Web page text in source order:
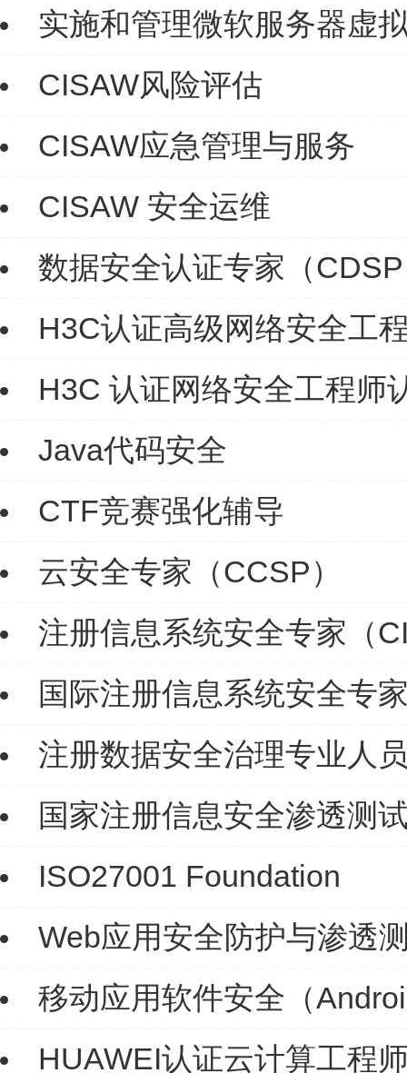
实施和管理微软服务器虚
CISAW风险评估
CISAW应急管理与服务
CISAW 安全运维
数据安全认证专家（
H3C认证高级网络安全工
H3C 认证网络安全工程师
Java代码安全
CTF竞赛强化辅导
云安全专家（CCSP）
注册信息系统安全专家（
国际注册信息系统安全专
注册数据安全治理专业人
国家注册信息安全渗透测
ISO27001 Foundation
Web应用安全防护与渗透
移动应用软件安全（
HUAWEI认证云计算工程